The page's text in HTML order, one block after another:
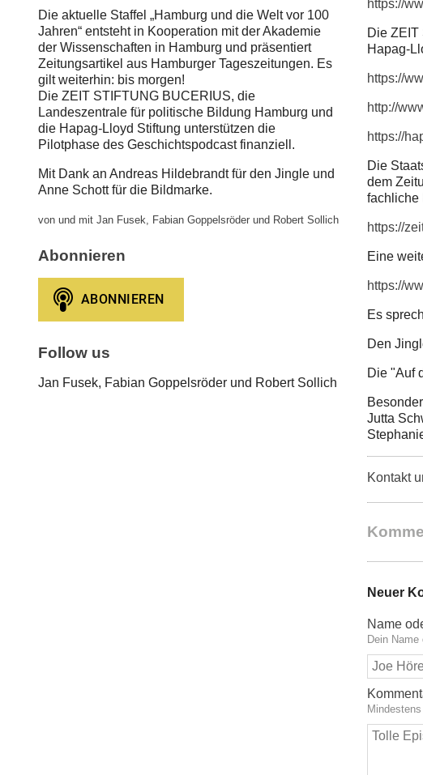
Die aktuelle Staffel „Hamburg und die Welt vor 100
Jahren“ entsteht in Kooperation mit der Akademie
der Wissenschaften in Hamburg und präsentiert
Zeitungsartikel aus Hamburger Tageszeitungen. Es
gilt weiterhin: bis morgen!
Die ZEIT STIFTUNG BUCERIUS, die
Landeszentrale für politische Bildung Hamburg und
die Hapag-Lloyd Stiftung unterstützen die
Pilotphase des Geschichtspodcast finanziell.
Mit Dank an Andreas Hildebrandt für den Jingle und
Anne Schott für die Bildmarke.
von und mit Jan Fusek, Fabian Goppelsröder und Robert Sollich
Abonnieren
Follow us
Jan Fusek, Fabian Goppelsröder und Robert Sollich
https://
Die
Hapag-
https://
http://
https://
Die
dem
fachliche
https://
Eine
https://
Es
Den
Die "Auf
Jutta
Kontakt
Neuer
Name
Dein